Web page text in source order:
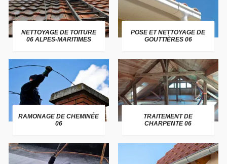
NETTOYAGE DE TOITURE
06 ALPES-MARITIMES
POSE ET NETTOYAGE DE
GOUTTIÈRES 06
RAMONAGE DE CHEMINÉE
06
TRAITEMENT DE
CHARPENTE 06